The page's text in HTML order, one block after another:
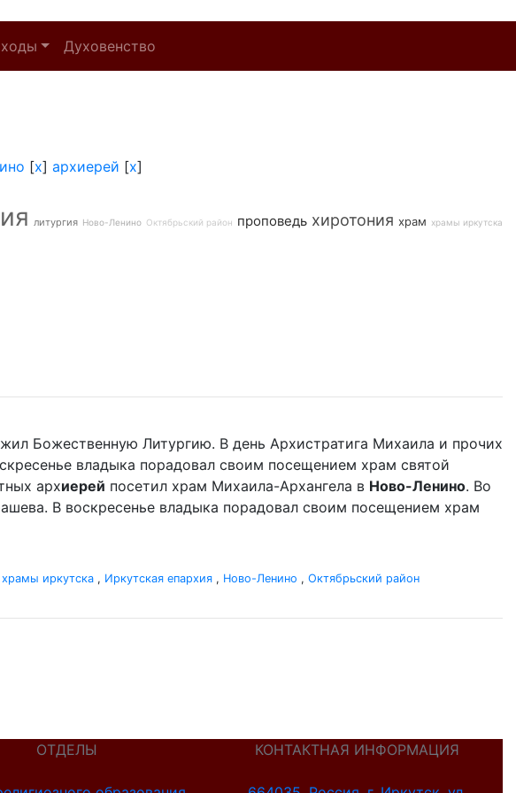
Духовенство
[x] архиерей [x]
литургия Ново-Ленино Октябрьский район проповедь хиротония храм храмы иркутска
Божественную Литургию. В день Архистратига Михаила и прочих
владыка порадовал своим посещением храм святой
архиерей посетил храм Михаила-Архангела в Ново-Ленино. Во
В воскресенье владыка порадовал своим посещением храм
храмы иркутска , Иркутская епархия , Ново-Ленино , Октябрьский район
ОТДЕЛЫ КОНТАКТНАЯ ИНФОРМАЦИЯ